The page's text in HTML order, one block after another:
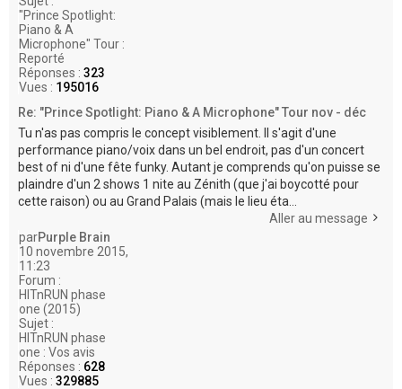
"Prince Spotlight:
Piano & A
Microphone" Tour :
Reporté
Réponses : 323
Vues : 195016
Re: "Prince Spotlight: Piano & A Microphone" Tour nov - déc
Tu n'as pas compris le concept visiblement. Il s'agit d'une
performance piano/voix dans un bel endroit, pas d'un concert
best of ni d'une fête funky. Autant je comprends qu'on puisse se
plaindre d'un 2 shows 1 nite au Zénith (que j'ai boycotté pour
cette raison) ou au Grand Palais (mais le lieu éta...
Aller au message
parPurple Brain
10 novembre 2015,
11:23
Forum :
HITnRUN phase
one (2015)
Sujet :
HITnRUN phase
one : Vos avis
Réponses : 628
Vues : 329885